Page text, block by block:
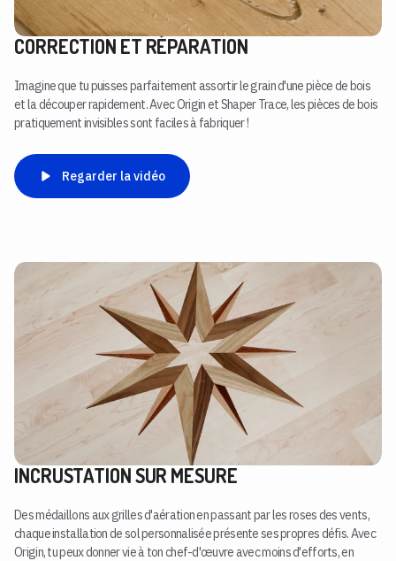
CORRECTION ET RÉPARATION
Imagine que tu puisses parfaitement assortir le grain d'une pièce de bois
et la découper rapidement. Avec Origin et Shaper Trace, les pièces de bois
pratiquement invisibles sont faciles à fabriquer !
Regarder la vidéo
INCRUSTATION SUR MESURE
Des médaillons aux grilles d'aération en passant par les roses des vents,
chaque installation de sol personnalisée présente ses propres défis. Avec
Origin, tu peux donner vie à ton chef-d'œuvre avec moins d'efforts, en